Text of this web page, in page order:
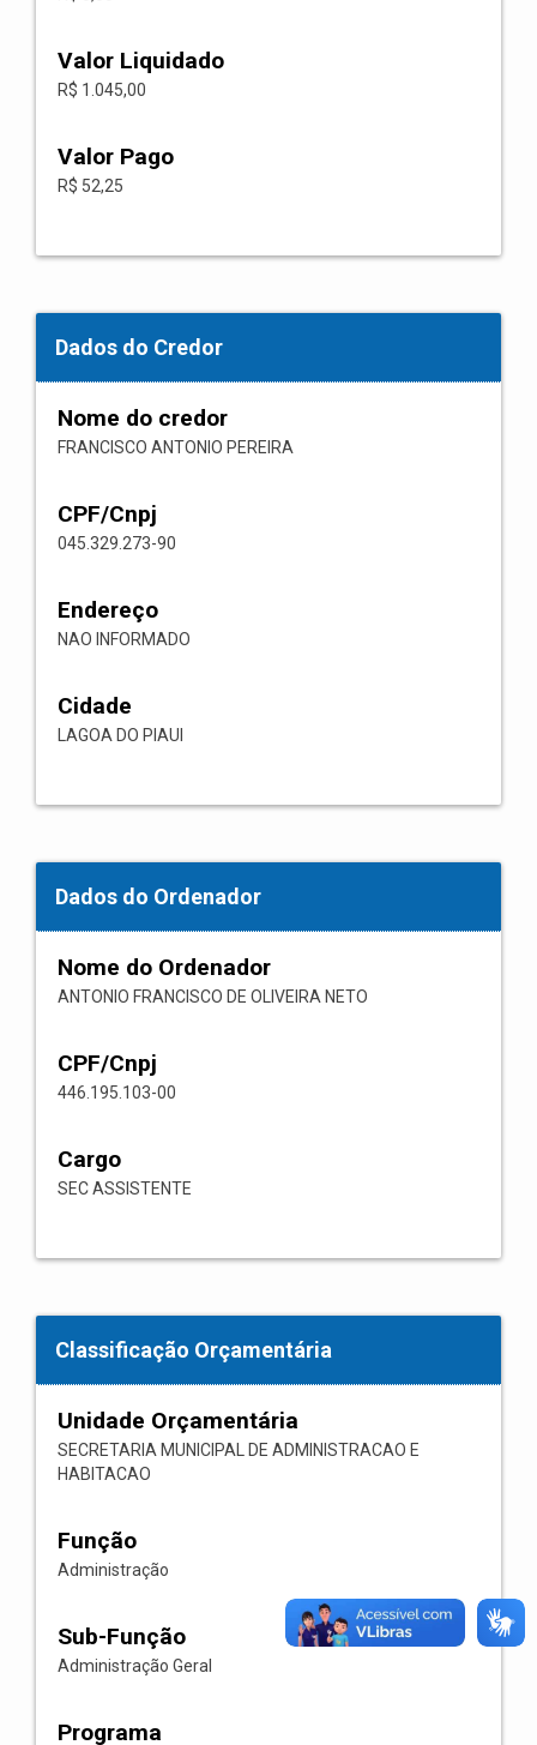
Valor Liquidado
R$ 1.045,00
Valor Pago
R$ 52,25
Dados do Credor
Nome do credor
FRANCISCO ANTONIO PEREIRA
CPF/Cnpj
045.329.273-90
Endereço
NAO INFORMADO
Cidade
LAGOA DO PIAUI
Dados do Ordenador
Nome do Ordenador
ANTONIO FRANCISCO DE OLIVEIRA NETO
CPF/Cnpj
446.195.103-00
Cargo
SEC ASSISTENTE
Classificação Orçamentária
Unidade Orçamentária
SECRETARIA MUNICIPAL DE ADMINISTRACAO E
HABITACAO
Função
Administração
Sub-Função
Administração Geral
Programa